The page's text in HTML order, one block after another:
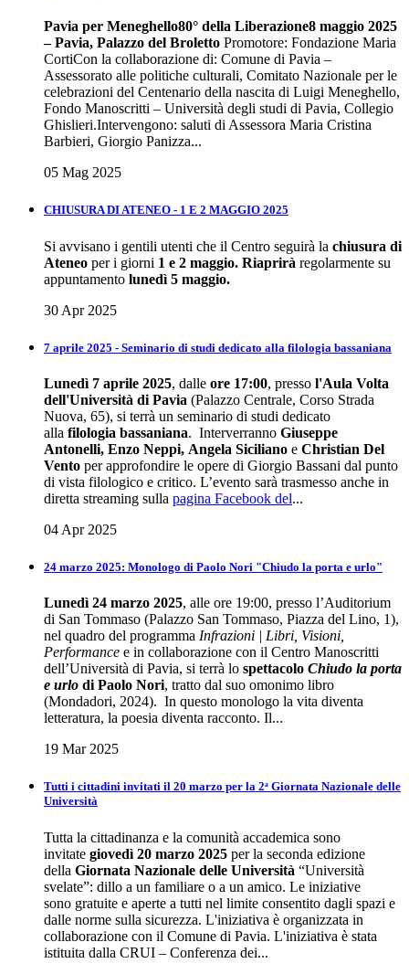
Pavia per Meneghello80° della Liberazione8 maggio 2025
– Pavia, Palazzo del Broletto Promotore: Fondazione Maria
CortiCon la collaborazione di: Comune di Pavia –
Assessorato alle politiche culturali, Comitato Nazionale per le
celebrazioni del Centenario della nascita di Luigi Meneghello,
Fondo Manoscritti – Università degli studi di Pavia, Collegio
Ghislieri.Intervengono: saluti di Assessora Maria Cristina
Barbieri, Giorgio Panizza...
05 Mag 2025
CHIUSURA DI ATENEO - 1 E 2 MAGGIO 2025
Si avvisano i gentili utenti che il Centro seguirà la chiusura di
Ateneo per i giorni 1 e 2 maggio. Riaprirà regolarmente su
appuntamento lunedì 5 maggio.
30 Apr 2025
7 aprile 2025 - Seminario di studi dedicato alla filologia bassaniana
Lunedì 7 aprile 2025, dalle ore 17:00, presso l'Aula Volta
dell'Università di Pavia (Palazzo Centrale, Corso Strada
Nuova, 65), si terrà un seminario di studi dedicato
alla filologia bassaniana. Interverranno Giuseppe
Antonelli, Enzo Neppi, Angela Siciliano e Christian Del
Vento per approfondire le opere di Giorgio Bassani dal punto
di vista filologico e critico. L’evento sarà trasmesso anche in
diretta streaming sulla pagina Facebook del...
04 Apr 2025
24 marzo 2025: Monologo di Paolo Nori "Chiudo la porta e urlo"
Lunedì 24 marzo 2025, alle ore 19:00, presso l’Auditorium
di San Tommaso (Palazzo San Tommaso, Piazza del Lino, 1),
nel quadro del programma Infrazioni | Libri, Visioni,
Performance e in collaborazione con il Centro Manoscritti
dell’Università di Pavia, si terrà lo spettacolo Chiudo la porta
e urlo di Paolo Nori, tratto dal suo omonimo libro
(Mondadori, 2024). In questo monologo la vita diventa
letteratura, la poesia diventa racconto. Il...
19 Mar 2025
Tutti i cittadini invitati il 20 marzo per la 2ᵃ Giornata Nazionale delle
Università
Tutta la cittadinanza e la comunità accademica sono
invitate giovedì 20 marzo 2025 per la seconda edizione
della Giornata Nazionale delle Università “Università
svelate”: dillo a un familiare o a un amico. Le iniziative
sono gratuite e aperte a tutti nel limite consentito dagli spazi e
dalle norme sulla sicurezza. L'iniziativa è organizzata in
collaborazione con il Comune di Pavia. L'iniziativa è stata
istituita dalla CRUI – Conferenza dei...